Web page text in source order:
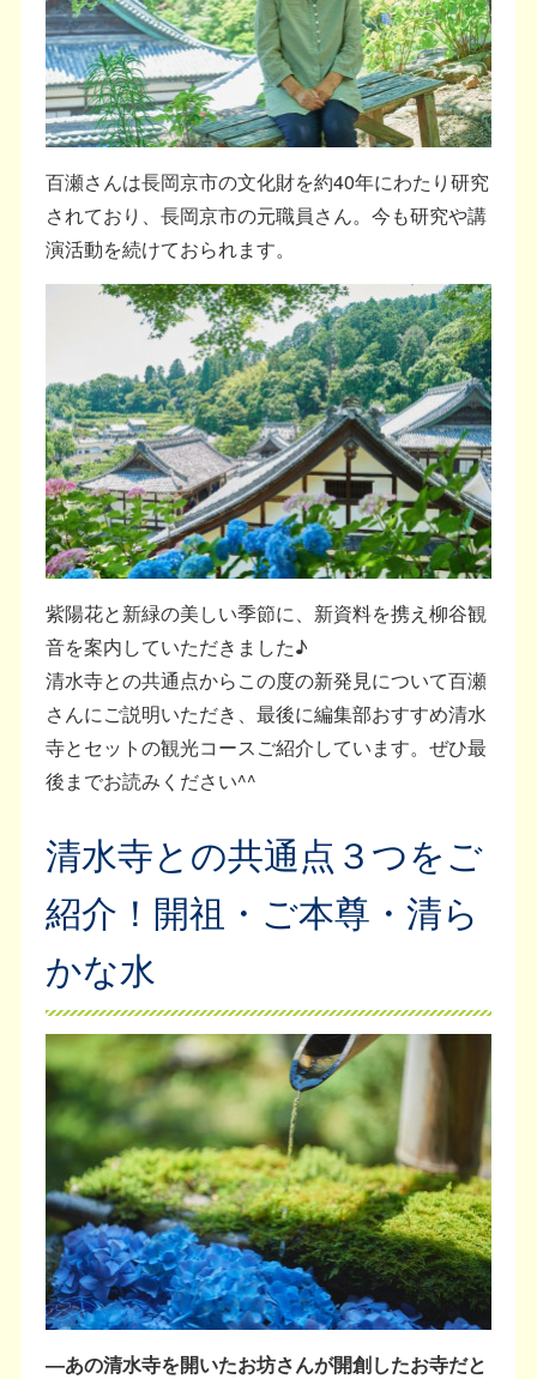
百瀬さんは長岡京市の文化財を約40年にわたり研究
されており、長岡京市の元職員さん。今も研究や講
演活動を続けておられます。
紫陽花と新緑の美しい季節に、新資料を携え柳谷観
音を案内していただきました♪
清水寺との共通点からこの度の新発見について百瀬
さんにご説明いただき、最後に編集部おすすめ清水
寺とセットの観光コースご紹介しています。ぜひ最
後までお読みください^^
清水寺との共通点３つをご
紹介！開祖・ご本尊・清ら
かな水
―あの清水寺を開いたお坊さんが開創したお寺だと